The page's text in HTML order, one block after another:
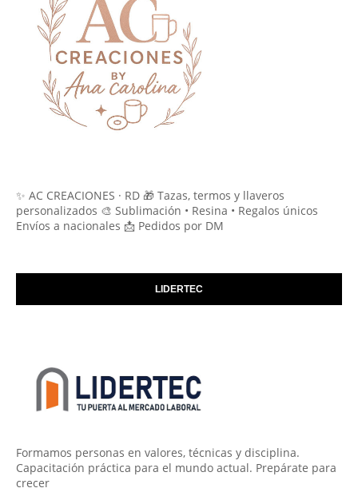
✨ AC CREACIONES · RD 🎁 Tazas, termos y llaveros
personalizados 🎨 Sublimación • Resina • Regalos únicos
Envíos a nacionales 📩 Pedidos por DM
LIDERTEC
Formamos personas en valores, técnicas y disciplina.
Capacitación práctica para el mundo actual. Prepárate para
crecer